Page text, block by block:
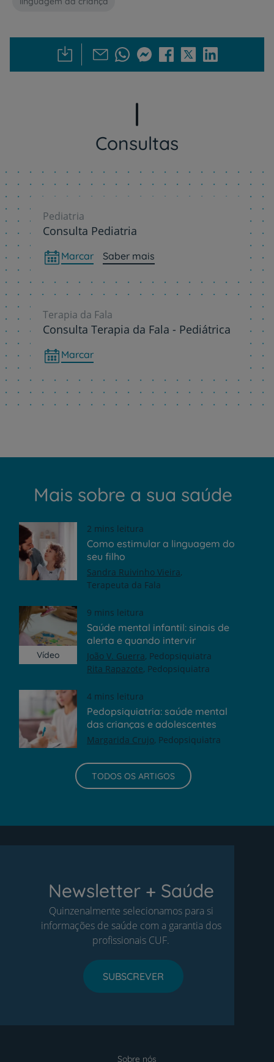
Consultas
Pediatria
Consulta Pediatria
Marcar Saber mais
Terapia da Fala
Consulta Terapia da Fala - Pediátrica
Marcar
Mais sobre a sua saúde
2 mins leitura
Como estimular a linguagem do
seu filho
Sandra Ruivinho Vieira
Terapeuta da Fala
Vídeo
9 mins leitura
Saúde mental infantil: sinais de
alerta e quando intervir
João V. Guerra Pedopsiquiatra
Rita Rapazote Pedopsiquiatra
4 mins leitura
Pedopsiquiatria: saúde mental
das crianças e adolescentes
Margarida Crujo Pedopsiquiatra
TODOS OS ARTIGOS
Newsletter + Saúde
Quinzenalmente selecionamos para si
informações de saúde com a garantia dos
profissionais CUF.
SUBSCREVER
Sobre nós